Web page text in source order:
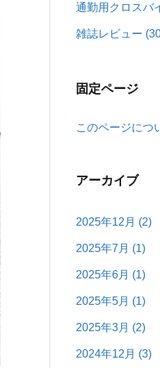
通勤用クロスバ
雑誌レビュー
固定ページ
このページにつ
アーカイブ
2025年12月 (2)
2025年7月 (1)
2025年6月 (1)
2025年5月 (1)
2025年3月 (2)
2024年12月 (3)